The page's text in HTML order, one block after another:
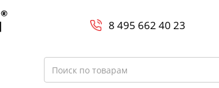
8 800-700-23-35
8 495 662 40 23
Search